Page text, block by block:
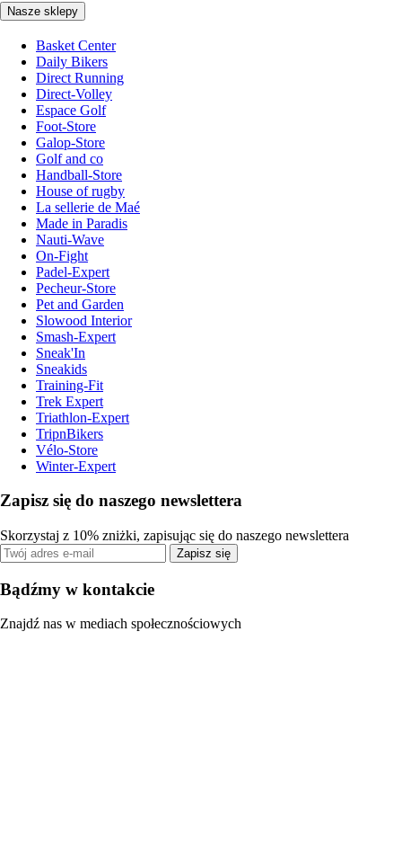
Nasze sklepy
Basket Center
Daily Bikers
Direct Running
Direct-Volley
Espace Golf
Foot-Store
Galop-Store
Golf and co
Handball-Store
House of rugby
La sellerie de Maé
Made in Paradis
Nauti-Wave
On-Fight
Padel-Expert
Pecheur-Store
Pet and Garden
Slowood Interior
Smash-Expert
Sneak'In
Sneakids
Training-Fit
Trek Expert
Triathlon-Expert
TripnBikers
Vélo-Store
Winter-Expert
Zapisz się do naszego newslettera
Skorzystaj z 10% zniżki, zapisując się do naszego newslettera
Zapisz się
Bądźmy w kontakcie
Znajdź nas w mediach społecznościowych